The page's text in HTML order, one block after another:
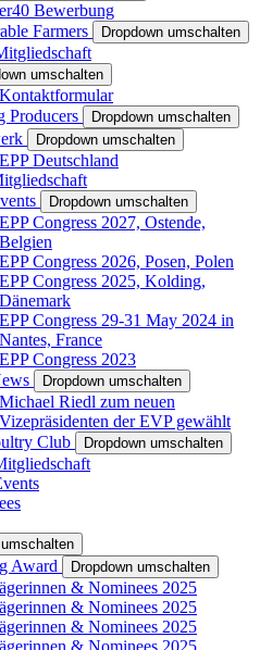
Bewerbung
Farmers
Dropdown umschalten
umschalten
Kontaktformular
Producers
Dropdown umschalten
Dropdown umschalten
EPP Deutschland
Dropdown umschalten
EPP Congress 2027, Ostende,
Belgien
EPP Congress 2026, Posen, Polen
EPP Congress 2025, Kolding,
Dänemark
EPP Congress 29-31 May 2024 in
Nantes, France
EPP Congress 2023
Dropdown umschalten
Michael Riedl zum neuen
Vizepräsidenten der EVP gewählt
Club
Dropdown umschalten
Award Dropdown umschalten
& Nominees 2025
& Nominees 2025
& Nominees 2025